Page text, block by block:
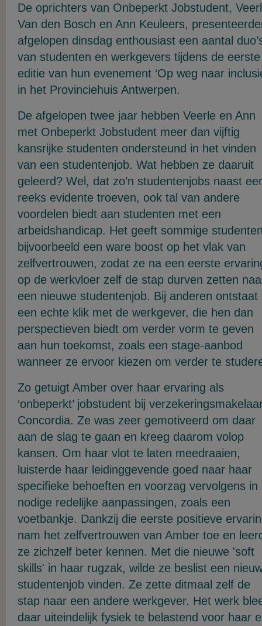
De oprichters van Onbeperkt Jobstudent,
Van den Bosch en Ann Keuleers,
afgelopen dinsdag enthousiast een aantal
van studenten en werkgevers tijdens de eerste
editie van hun evenement ‘Op weg naar
in het Provinciehuis Antwerpen.
De afgelopen twee jaar hebben Veerle en Ann
met Onbeperkt Jobstudent meer dan vijftig
kansrijke studenten ondersteund in het vinden
van een studentenjob. Wat hebben ze daaruit
geleerd? Wel, dat zo’n studentenjobs naast
reeks evidente troeven, ook tal van andere
voordelen biedt aan studenten met een
arbeidshandicap. Het geeft sommige
bijvoorbeeld een ware boost op het vlak van
zelfvertrouwen, zodat ze na een eerste
op de werkvloer zelf de stap durven zetten
een nieuwe studentenjob. Bij anderen ontstaat
een echte klik met de werkgever, die hen dan
perspectieven biedt om verder vorm te geven
aan hun toekomst, zoals een stage-aanbod
wanneer ze ervoor kiezen om verder te
Zo getuigt Amber over haar ervaring als
‘onbeperkt’ jobstudent bij
Concordia. Ze was zeer gemotiveerd om daar
aan de slag te gaan en kreeg daarom volop
kansen. Om haar vlot te laten meedraaien,
luisterde haar leidinggevende goed naar haar
specifieke behoeften en voorzag vervolgens in
nodige redelijke aanpassingen, zoals een
voetbankje. Dankzij die eerste positieve
nam het zelfvertrouwen van Amber toe en
ze zichzelf beter kennen. Met die nieuwe 'soft
skills' in haar rugzak, wilde ze beslist een
studentenjob vinden. Ze zette ditmaal zelf de
stap naar een andere werkgever. Het werk
daar uiteindelijk fysiek te belastend voor haar